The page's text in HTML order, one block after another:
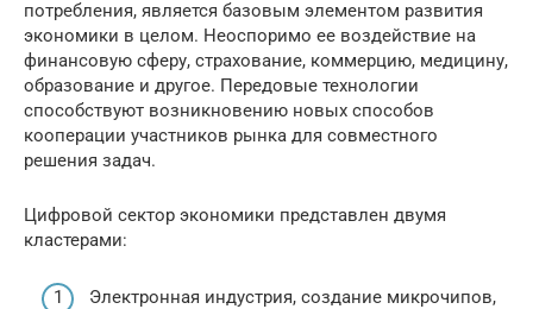
потребления, является базовым элементом развития
экономики в целом. Неоспоримо ее воздействие на
финансовую сферу, страхование, коммерцию, медицину,
образование и другое. Передовые технологии
способствуют возникновению новых способов
кооперации участников рынка для совместного
решения задач.
Цифровой сектор экономики представлен двумя
кластерами:
Электронная индустрия, создание микрочипов,